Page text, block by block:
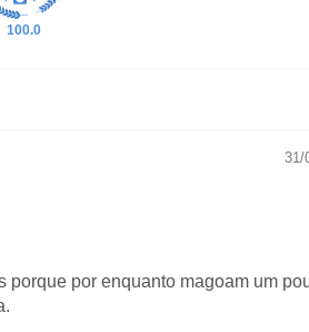
100.0
31/
porque por enquanto magoam um